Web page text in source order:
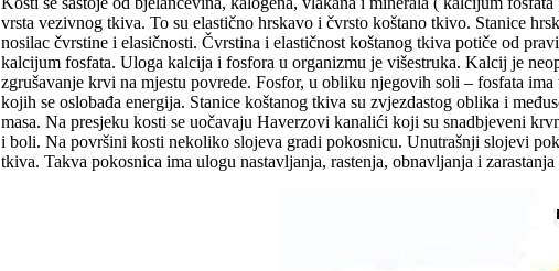
vrsta vezivnog tkiva. To su elastično hrskavo i čvrsto koštano tkivo. Stanice
nosilac čvrstine i elasičnosti. Čvrstina i elastičnost koštanog tkiva potiče od
kalcijum fosfata. Uloga kalcija i fosfora u organizmu je višestruka. Kalcij je
zgrušavanje krvi na mjestu povrede. Fosfor, u obliku njegovih soli – fosfata
kojih se oslobađa energija. Stanice koštanog tkiva su zvjezdastog oblika i
masa. Na presjeku kosti se uočavaju Haverzovi kanalići koji su snadbjeveni
i boli. Na površini kosti nekoliko slojeva gradi pokosnicu. Unutrašnji slojevi
tkiva. Takva pokosnica ima ulogu nastavljanja, rastenja, obnavljanja i